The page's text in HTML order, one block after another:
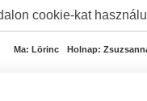
cookie-kat
Ma: Lörinc Holnap: